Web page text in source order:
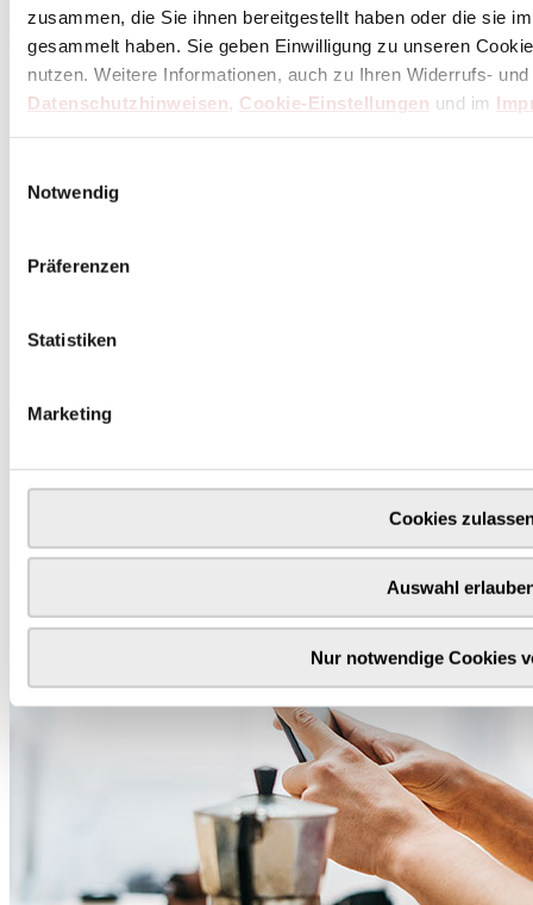
zusammen, die Sie ihnen bereitgestellt haben oder die sie
gesammelt haben. Sie geben Einwilligung zu unseren
nutzen. Weitere Informationen, auch zu Ihren Widerrufs-
Datenschutzhinweisen, Cookie-Einstellungen und im
Notwendig
Präferenzen
Statistiken
Marketing
Cookies
Auswahl
Nur notwendige Cookies
Retouren und Stornierungen, gültig. Preisangaben inkl. gesetzl. MwSt. zzgl. Service- und